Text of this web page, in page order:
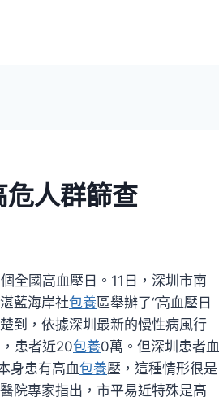
人群篩查
全國高血壓日。11日，深圳市南
藍海岸社包養區舉辦了“高血壓日
到，依據深圳最新的慢性病風行
患者近20包養0萬。但深圳患者血
身患有高血包養壓，這種情形很是
院專家指出，市平易近特殊是高